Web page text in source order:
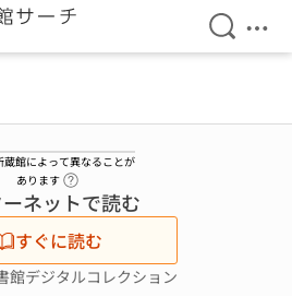
検索を
メ
蔵館によって異なることが
あります
ネットで読む
すぐに読む
館デジタルコレクション